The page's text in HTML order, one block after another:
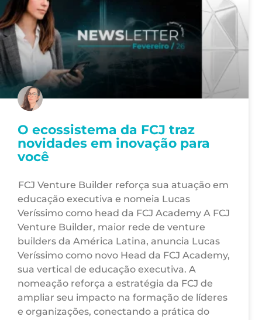
O ecossistema da FCJ traz
novidades em inovação para
você
FCJ Venture Builder reforça sua atuação em
educação executiva e nomeia Lucas
Veríssimo como head da FCJ Academy A FCJ
Venture Builder, maior rede de venture
builders da América Latina, anuncia Lucas
Veríssimo como novo Head da FCJ Academy,
sua vertical de educação executiva. A
nomeação reforça a estratégia da FCJ de
ampliar seu impacto na formação de líderes
e organizações, conectando a prática do